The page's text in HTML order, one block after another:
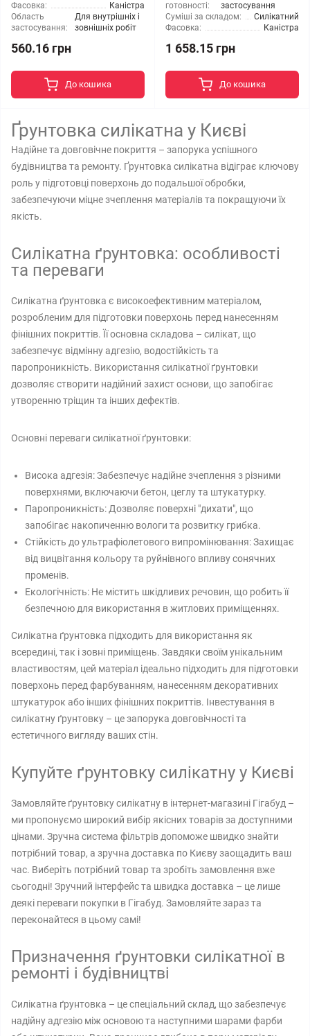
Фасовка:
Каністра
Область
застосування:
Для внутрішніх і
зовнішніх робіт
560.16 грн
До кошика
готовності:
застосування
Суміші за складом:
Силікатний
Фасовка:
Каністра
1 658.15 грн
До кошика
Ґрунтовка силікатна у Києві
Надійне та довговічне покриття – запорука успішного
будівництва та ремонту. Ґрунтовка силікатна відіграє ключову
роль у підготовці поверхонь до подальшої обробки,
забезпечуючи міцне зчеплення матеріалів та покращуючи їх
якість.
Силікатна ґрунтовка: особливості
та переваги
Силікатна ґрунтовка є високоефективним матеріалом,
розробленим для підготовки поверхонь перед нанесенням
фінішних покриттів. Її основна складова – силікат, що
забезпечує відмінну адгезію, водостійкість та
паропроникність. Використання силікатної ґрунтовки
дозволяє створити надійний захист основи, що запобігає
утворенню тріщин та інших дефектів.
Основні переваги силікатної ґрунтовки:
Висока адгезія: Забезпечує надійне зчеплення з різними
поверхнями, включаючи бетон, цеглу та штукатурку.
Паропроникність: Дозволяє поверхні "дихати", що
запобігає накопиченню вологи та розвитку грибка.
Стійкість до ультрафіолетового випромінювання: Захищає
від вицвітання кольору та руйнівного впливу сонячних
променів.
Екологічність: Не містить шкідливих речовин, що робить її
безпечною для використання в житлових приміщеннях.
Силікатна ґрунтовка підходить для використання як
всередині, так і зовні приміщень. Завдяки своїм унікальним
властивостям, цей матеріал ідеально підходить для підготовки
поверхонь перед фарбуванням, нанесенням декоративних
штукатурок або інших фінішних покриттів. Інвестування в
силікатну ґрунтовку – це запорука довговічності та
естетичного вигляду ваших стін.
Купуйте ґрунтовку силікатну у Києві
Замовляйте ґрунтовку силікатну в інтернет-магазині Гігабуд –
ми пропонуємо широкий вибір якісних товарів за доступними
цінами. Зручна система фільтрів допоможе швидко знайти
потрібний товар, а зручна доставка по Києву заощадить ваш
час. Виберіть потрібний товар та зробіть замовлення вже
сьогодні! Зручний інтерфейс та швидка доставка – це лише
деякі переваги покупки в Гігабуд. Замовляйте зараз та
переконайтеся в цьому самі!
Призначення ґрунтовки силікатної в
ремонті і будівництві
Силікатна ґрунтовка – це спеціальний склад, що забезпечує
надійну адгезію між основою та наступними шарами фарби